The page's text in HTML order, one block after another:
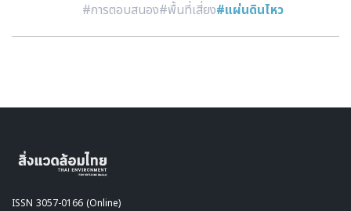
#การตอบสนอง#พื้นที่เสี่ยง#แผ่นดินไหว
ISSN 3057-0166 (Online)